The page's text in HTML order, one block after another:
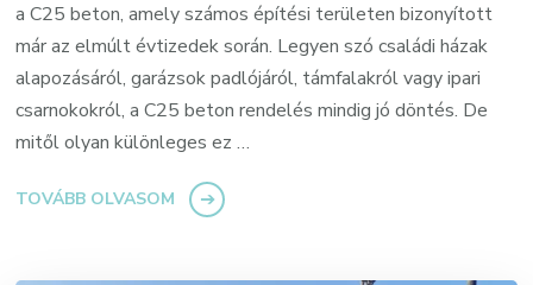
a C25 beton, amely számos építési területen bizonyított
már az elmúlt évtizedek során. Legyen szó családi házak
alapozásáról, garázsok padlójáról, támfalakról vagy ipari
csarnokokról, a C25 beton rendelés mindig jó döntés. De
mitől olyan különleges ez …
TOVÁBB OLVASOM